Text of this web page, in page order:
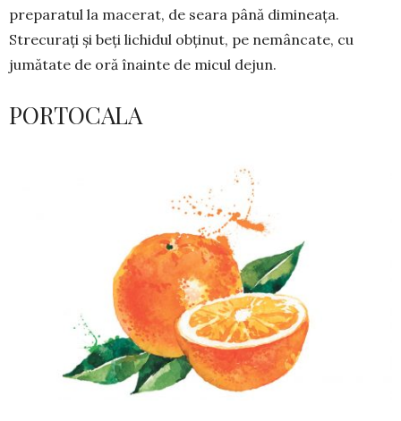
preparatul la macerat, de seara până dimineața.
Strecurați și beți lichidul obținut, pe nemâncate, cu
jumătate de oră înainte de micul dejun.
PORTOCALA